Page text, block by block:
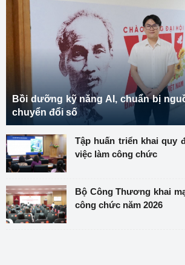
Bồi dưỡng kỹ năng AI, chuẩn bị
chuyển đổi số
Tập huấn triển khai quy
việc làm công chức
Bộ Công Thương khai
công chức năm 2026